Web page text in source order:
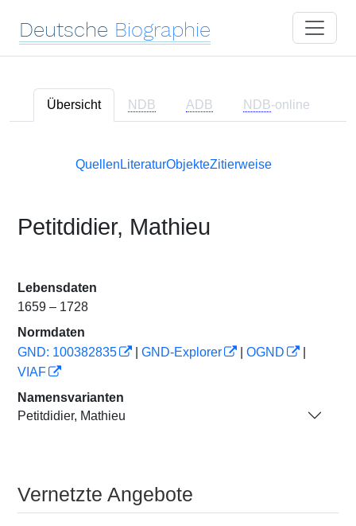
Deutsche Biographie
Übersicht NDB ADB NDB-online
Quellen LiteraturObjekteZitierweise
Petitdidier, Mathieu
Lebensdaten
1659 – 1728
Normdaten
GND: 100382835
GND-Explorer OGND
VIAF
Namensvarianten
Petitdidier, Mathieu
Vernetzte Angebote